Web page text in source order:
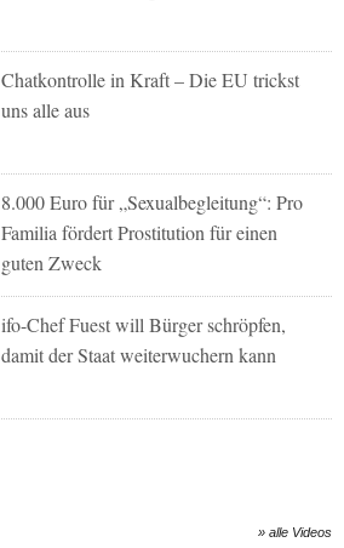
Chatkontrolle in Kraft – Die EU trickst
uns alle aus
8.000 Euro für „Sexualbegleitung“: Pro
Familia fördert Prostitution für einen
guten Zweck
ifo-Chef Fuest will Bürger schröpfen,
damit der Staat weiterwuchern kann
» alle Videos